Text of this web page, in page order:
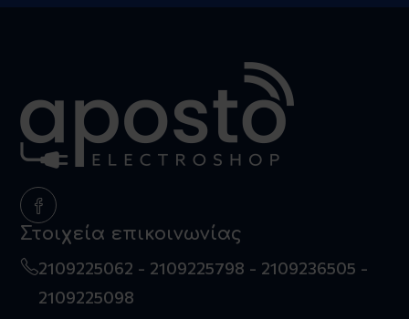
Στοιχεία επικοινωνίας
2109225062 2109225798
2109236505
2109225098